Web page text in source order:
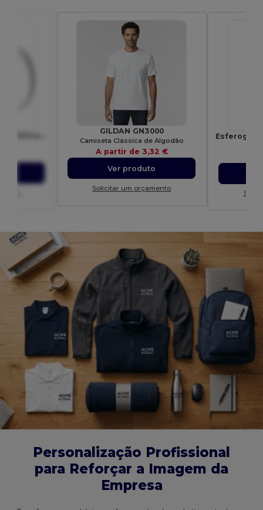
GILDAN GN3000
Camiseta Clássica de Algodão
A partir de 3,32 €
Ver produto
Solicitar um orçamento
Personalização Profissional
para Reforçar a Imagem da
Empresa